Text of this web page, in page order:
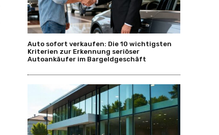
Auto sofort verkaufen: Die 10 wichtigsten
Kriterien zur Erkennung seriöser
Autoankäufer im Bargeldgeschäft